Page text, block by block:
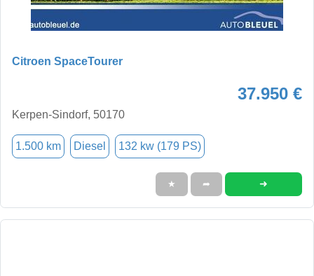
Citroen SpaceTourer
37.950 €
Kerpen-Sindorf, 50170
1.500 km Diesel 132 kw (179 PS)
★ ➦ ➜